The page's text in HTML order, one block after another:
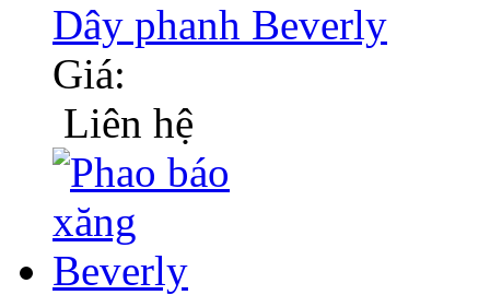
Dây phanh Beverly
Giá:
Liên hệ